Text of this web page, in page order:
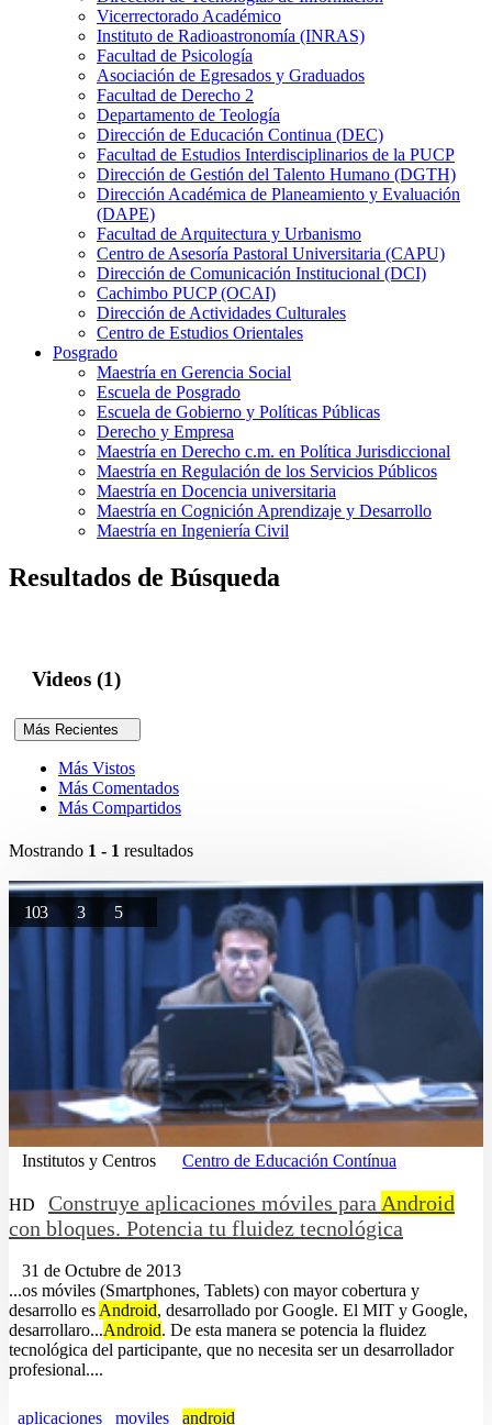
Vicerrectorado Académico
Instituto de Radioastronomía (INRAS)
Facultad de Psicología
Asociación de Egresados y Graduados
Facultad de Derecho 2
Departamento de Teología
Dirección de Educación Continua (DEC)
Facultad de Estudios Interdisciplinarios de la PUCP
Dirección de Gestión del Talento Humano (DGTH)
Dirección Académica de Planeamiento y Evaluación
(DAPE)
Facultad de Arquitectura y Urbanismo
Centro de Asesoría Pastoral Universitaria (CAPU)
Dirección de Comunicación Institucional (DCI)
Cachimbo PUCP (OCAI)
Dirección de Actividades Culturales
Centro de Estudios Orientales
Posgrado
Maestría en Gerencia Social
Escuela de Posgrado
Escuela de Gobierno y Políticas Públicas
Derecho y Empresa
Maestría en Derecho c.m. en Política Jurisdiccional
Maestría en Regulación de los Servicios Públicos
Maestría en Docencia universitaria
Maestría en Cognición Aprendizaje y Desarrollo
Maestría en Ingeniería Civil
Resultados de Búsqueda
Videos (1)
Más Recientes
Más Vistos
Más Comentados
Más Compartidos
Mostrando 1 - 1 resultados
103 3 5
Institutos y Centros Centro de Educación Contínua
HD Construye aplicaciones móviles para Android
con bloques. Potencia tu fluidez tecnológica
31 de Octubre de 2013
...os móviles (Smartphones, Tablets) con mayor cobertura y
desarrollo es Android, desarrollado por Google. El MIT y Google,
desarrollaro...Android. De esta manera se potencia la fluidez
tecnológica del participante, que no necesita ser un desarrollador
profesional....
aplicaciones moviles android